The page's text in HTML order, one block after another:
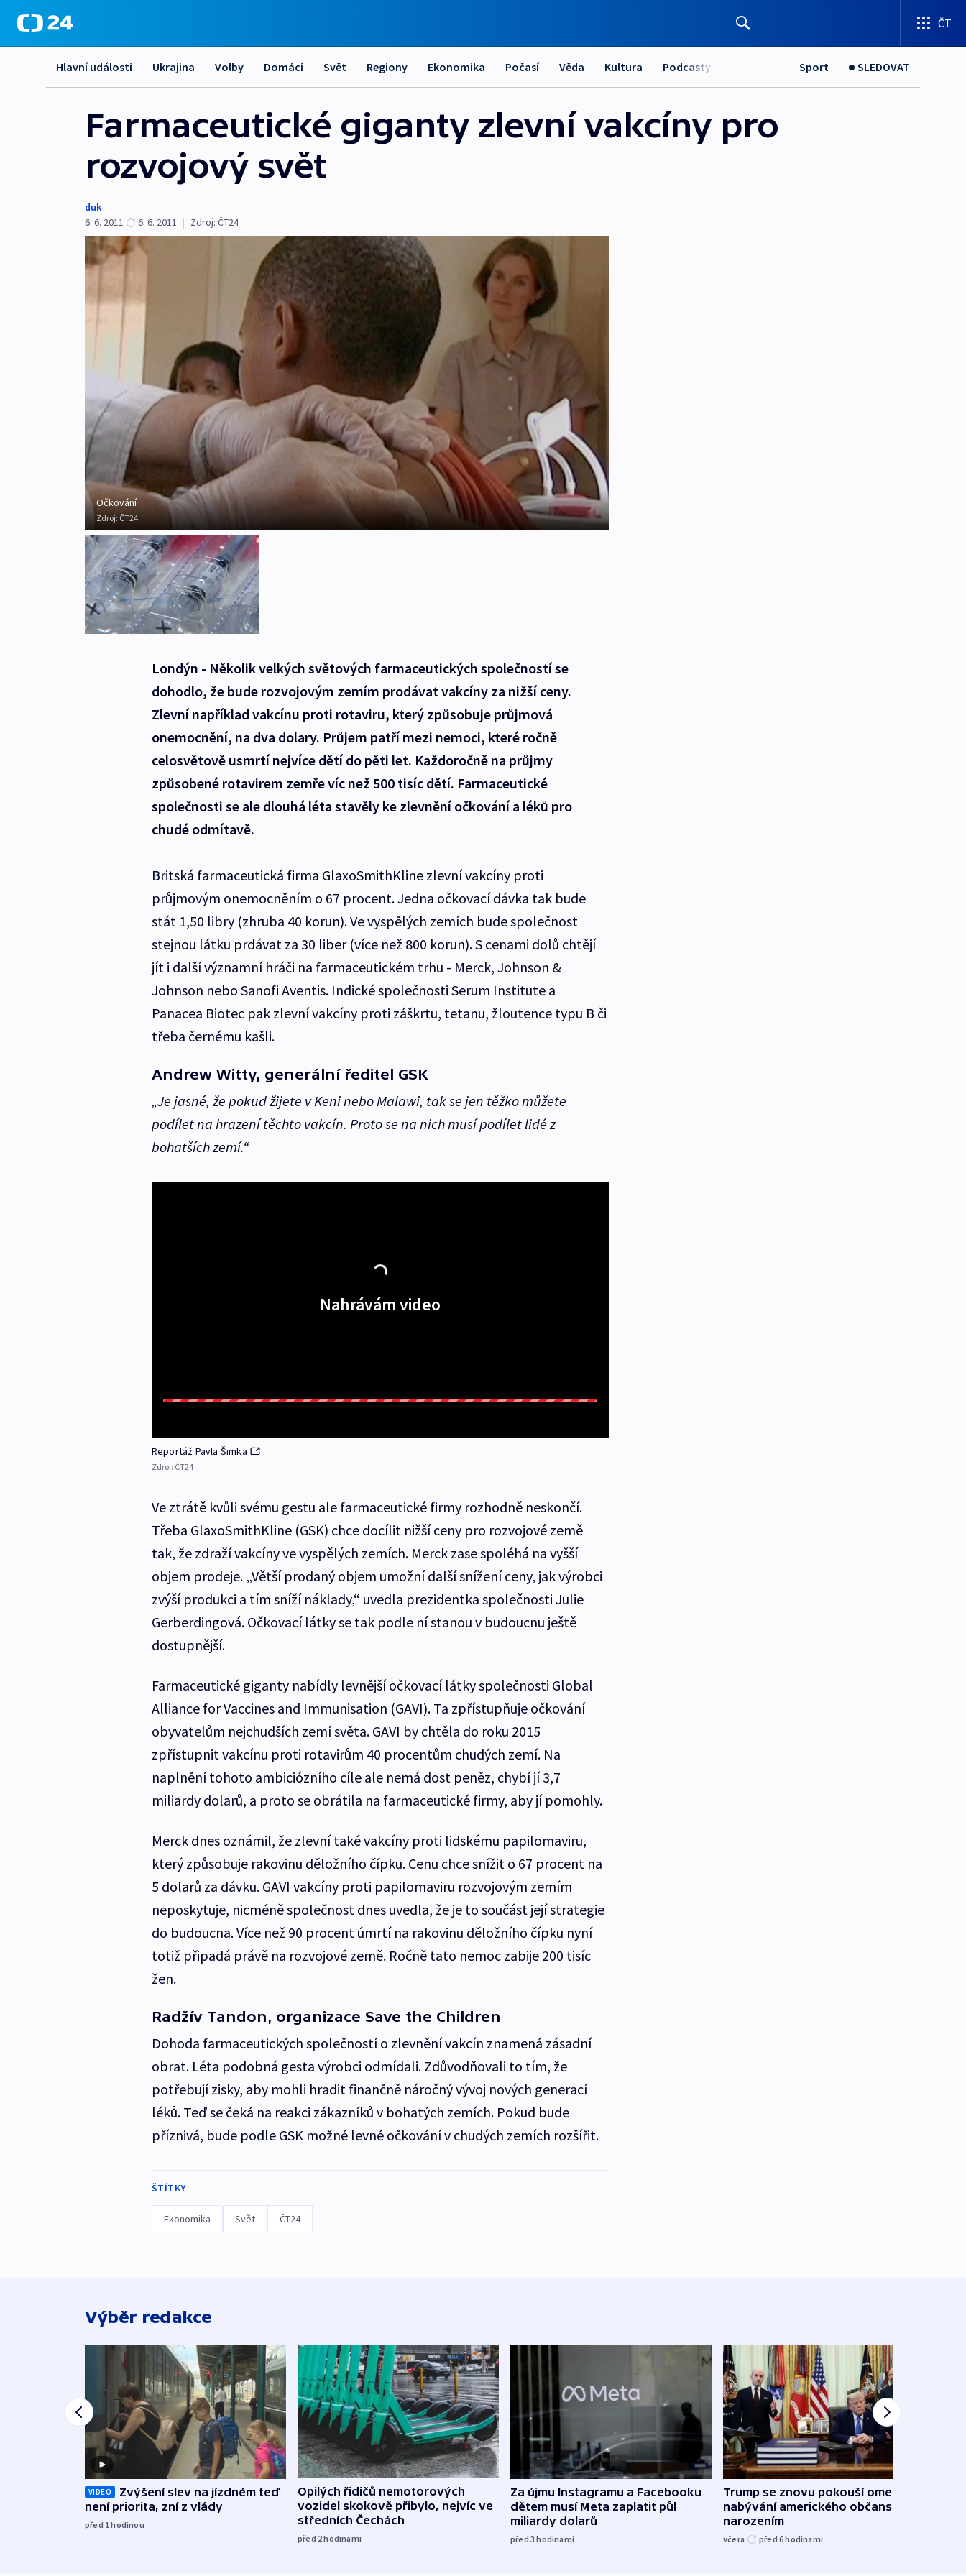
ČT
Hlavní události Ukrajina Volby Domácí Svět Regiony Ekonomika Počasí Věda Kultura Podcasty Sport SLEDOVAT
Farmaceutické giganty zlevní vakcíny pro
rozvojový svět
duk
6. 6. 2011
6. 6. 2011 | Zdroj: ČT24
Očkování
Zdroj: ČT24
Londýn - Několik velkých světových farmaceutických společností se
dohodlo, že bude rozvojovým zemím prodávat vakcíny za nižší ceny.
Zlevní například vakcínu proti rotaviru, který způsobuje průjmová
onemocnění, na dva dolary. Průjem patří mezi nemoci, které ročně
celosvětově usmrtí nejvíce dětí do pěti let. Každoročně na průjmy
způsobené rotavirem zemře víc než 500 tisíc dětí. Farmaceutické
společnosti se ale dlouhá léta stavěly ke zlevnění očkování a léků pro
chudé odmítavě.
Britská farmaceutická firma GlaxoSmithKline zlevní vakcíny proti
průjmovým onemocněním o 67 procent. Jedna očkovací dávka tak bude
stát 1,50 libry (zhruba 40 korun). Ve vyspělých zemích bude společnost
stejnou látku prdávat za 30 liber (více než 800 korun). S cenami dolů chtějí
jít i další významní hráči na farmaceutickém trhu - Merck, Johnson &
Johnson nebo Sanofi Aventis. Indické společnosti Serum Institute a
Panacea Biotec pak zlevní vakcíny proti záškrtu, tetanu, žloutence typu B či
třeba černému kašli.
Andrew Witty, generální ředitel GSK
„Je jasné, že pokud žijete v Keni nebo Malawi, tak se jen těžko můžete
podílet na hrazení těchto vakcín. Proto se na nich musí podílet lidé z
bohatších zemí.“
Nahrávám video
Reportáž Pavla Šimka
Zdroj: ČT24
Ve ztrátě kvůli svému gestu ale farmaceutické firmy rozhodně neskončí.
Třeba GlaxoSmithKline (GSK) chce docílit nižší ceny pro rozvojové země
tak, že zdraží vakcíny ve vyspělých zemích. Merck zase spoléhá na vyšší
objem prodeje. „Větší prodaný objem umožní další snížení ceny, jak výrobci
zvýší produkci a tím sníží náklady,“ uvedla prezidentka společnosti Julie
Gerberdingová. Očkovací látky se tak podle ní stanou v budoucnu ještě
dostupnější.
Farmaceutické giganty nabídly levnější očkovací látky společnosti Global
Alliance for Vaccines and Immunisation (GAVI). Ta zpřístupňuje očkování
obyvatelům nejchudších zemí světa. GAVI by chtěla do roku 2015
zpřístupnit vakcínu proti rotavirům 40 procentům chudých zemí. Na
naplnění tohoto ambiciózního cíle ale nemá dost peněz, chybí jí 3,7
miliardy dolarů, a proto se obrátila na farmaceutické firmy, aby jí pomohly.
Merck dnes oznámil, že zlevní také vakcíny proti lidskému papilomaviru,
který způsobuje rakovinu děložního čípku. Cenu chce snížit o 67 procent na
5 dolarů za dávku. GAVI vakcíny proti papilomaviru rozvojovým zemím
neposkytuje, nicméně společnost dnes uvedla, že je to součást její strategie
do budoucna. Více než 90 procent úmrtí na rakovinu děložního čípku nyní
totiž připadá právě na rozvojové země. Ročně tato nemoc zabije 200 tisíc
žen.
Radžív Tandon, organizace Save the Children
Dohoda farmaceutických společností o zlevnění vakcín znamená zásadní
obrat. Léta podobná gesta výrobci odmídali. Zdůvodňovali to tím, že
potřebují zisky, aby mohli hradit finančně náročný vývoj nových generací
léků. Teď se čeká na reakci zákazníků v bohatých zemích. Pokud bude
příznivá, bude podle GSK možné levné očkování v chudých zemích rozšířit.
ŠTÍTKY
Ekonomika Svět ČT24
Výběr redakce
VIDEO
Zvýšení slev na jízdném teď
není priorita, zní z vlády
před 1hodinou
Opilých řidičů nemotorových
vozidel skokově přibylo, nejvíc ve
středních Čechách
před 2hodinami
Za újmu Instagramu a Facebooku
dětem musí Meta zaplatit půl
miliardy dolarů
před 3hodinami
Trump se znovu pokouší omezit
nabývání amerického občanství
narozením
včera před 6hodinami